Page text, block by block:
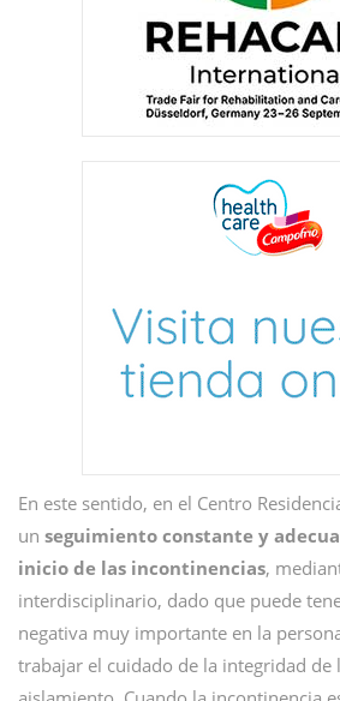
En este sentido, en el Centro
un seguimiento constante y
inicio de las incontinencias,
interdisciplinario, dado que puede
negativa muy importante en la
trabajar el cuidado de la integridad de